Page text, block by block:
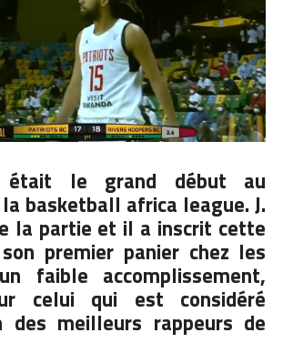
était le grand début au
la basketball africa league. J.
la partie et il a inscrit cette
premier panier chez les
faible accomplissement,
celui qui est considéré
des meilleurs rappeurs de